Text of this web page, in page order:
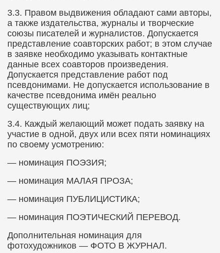
3.3.​ Правом выдвижения обладают сами авторы,
а также издательства, журналы и творческие
союзы писателей и журналистов. Допускается
представление соавторских работ; в этом случае
в заявке необходимо указывать контактные
данные всех соавторов произведения.
Допускается представление работ под
псевдонимами. Не допускается использование в
качестве псевдонима имён реально
существующих лиц;
3.4.​ Каждый желающий может подать заявку на
участие в одной, двух или всех пяти номинациях
по своему усмотрению:
— номинация ПОЭЗИЯ;
— номинация МАЛАЯ ПРОЗА;
— номинация ПУБЛИЦИСТИКА;
— номинация ПОЭТИЧЕСКИЙ ПЕРЕВОД.
Дополнительная номинация для
фотохудожников — ФОТО В ЖУРНАЛ.